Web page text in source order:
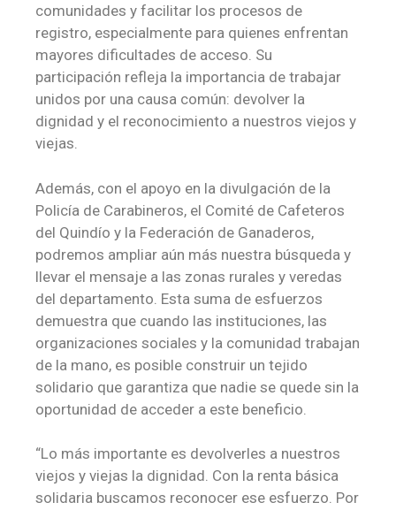
comunidades y facilitar los procesos de
registro, especialmente para quienes enfrentan
mayores dificultades de acceso. Su
participación refleja la importancia de trabajar
unidos por una causa común: devolver la
dignidad y el reconocimiento a nuestros viejos y
viejas.
Además, con el apoyo en la divulgación de la
Policía de Carabineros, el Comité de Cafeteros
del Quindío y la Federación de Ganaderos,
podremos ampliar aún más nuestra búsqueda y
llevar el mensaje a las zonas rurales y veredas
del departamento. Esta suma de esfuerzos
demuestra que cuando las instituciones, las
organizaciones sociales y la comunidad trabajan
de la mano, es posible construir un tejido
solidario que garantiza que nadie se quede sin la
oportunidad de acceder a este beneficio.
“Lo más importante es devolverles a nuestros
viejos y viejas la dignidad. Con la renta básica
solidaria buscamos reconocer ese esfuerzo. Por